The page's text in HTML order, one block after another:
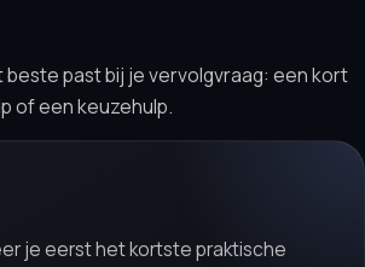
beste past bij je vervolgvraag: een kort
of een keuzehulp.
je eerst het kortste praktische